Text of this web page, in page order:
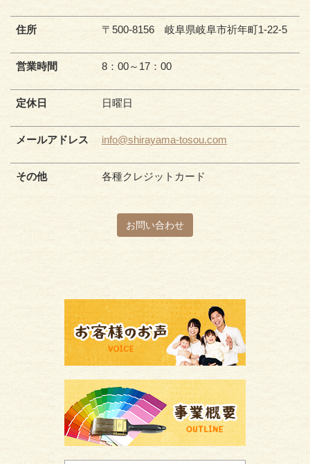
住所 〒500-8156 岐阜県岐阜市祈年町1-22-5
営業時間 8：00～17：00
定休日 日曜日
メールアドレス info@shirayama-tosou.com
その他 各種クレジットカード
お問い合わせ